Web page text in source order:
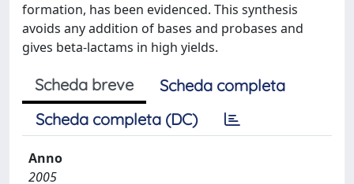
formation, has been evidenced. This synthesis
avoids any addition of bases and probases and
gives beta-lactams in high yields.
Scheda breve
Scheda completa
Scheda completa (DC)
Anno
2005